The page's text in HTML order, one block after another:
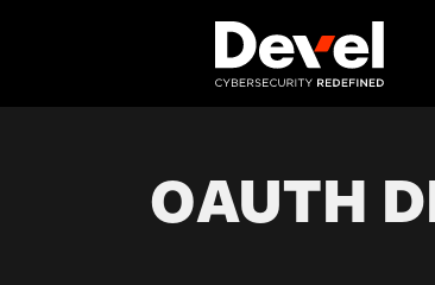
OAUTH